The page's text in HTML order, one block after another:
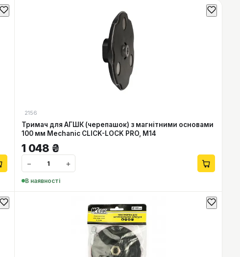
2156
Тримач для АГШК (черепашок) з магнітними основами
100 мм Mechanic CLICK-LOCK PRO, М14
1 048 ₴
− +
В наявності